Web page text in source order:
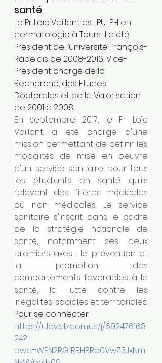
santé
Le Pr Loïc Vaillant est PU-PH en
dermatologie à Tours. Il a été
Président de l’université François-
Rabelais de 2008-2016, Vice-
Président chargé de la
Recherche, des Etudes
Doctorales et de la Valorisation
de 2001 à 2008.
En septembre 2017, le Pr Loïc
Vaillant a été chargé d'une
mission permettant de définir les
modalités de mise en oeuvre
d'un service sanitaire pour tous
les étudiants en santé qu'ils
relèvent des filières médicales
ou non médicales. Le service
sanitaire s'inscrit dans le cadre
de la stratégie nationale de
santé, notamment ses deux
premiers axes : la prévention et
la promotion des
comportements favorables à la
santé, la lutte contre les
inégalités, sociales et territoriales.
Pour se connecter:
https://ulaval.zoom.us/j/692476168
24?
pwd=WEN2RG1RRHBRb0VwZ3JxNm